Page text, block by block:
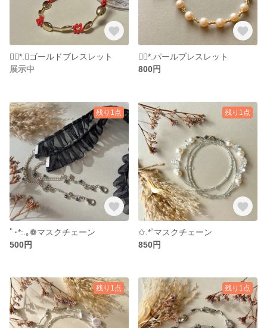
❁⃘*.ﾟゴールドブレスレット
展示中
❁⃘*.パールブレスレット
800円
残り1点
ﾟ･*:.｡❁マスクチェーン
500円
残り1点
✩.*˚マスクチェーン
850円
残り1点 残り1点